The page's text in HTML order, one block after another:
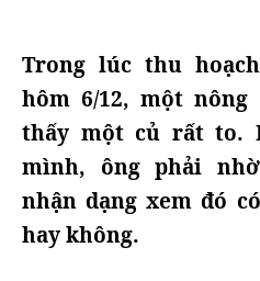
Trong lúc thu
hôm 6/12, một
thấy một củ rất to.
mình, ông phải
nhận dạng xem đó
hay không.